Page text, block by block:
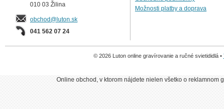
010 03 Žilina
obchod@luton.sk
041 562 07 24
Možnosti platby a doprava
© 2026 Luton online gravírovanie a ručné svietididlá •
Online obchod, v ktorom nájdete nielen všetko o